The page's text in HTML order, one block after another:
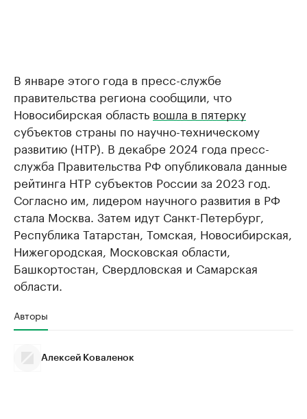
В январе этого года в пресс-службе
правительства региона сообщили, что
Новосибирская область вошла в пятерку
субъектов страны по научно-техническому
развитию (НТР). В декабре 2024 года пресс-
служба Правительства РФ опубликовала данные
рейтинга НТР субъектов России за 2023 год.
Согласно им, лидером научного развития в РФ
стала Москва. Затем идут Санкт-Петербург,
Республика Татарстан, Томская, Новосибирская,
Нижегородская, Московская области,
Башкортостан, Свердловская и Самарская
области.
Авторы
Алексей Коваленок